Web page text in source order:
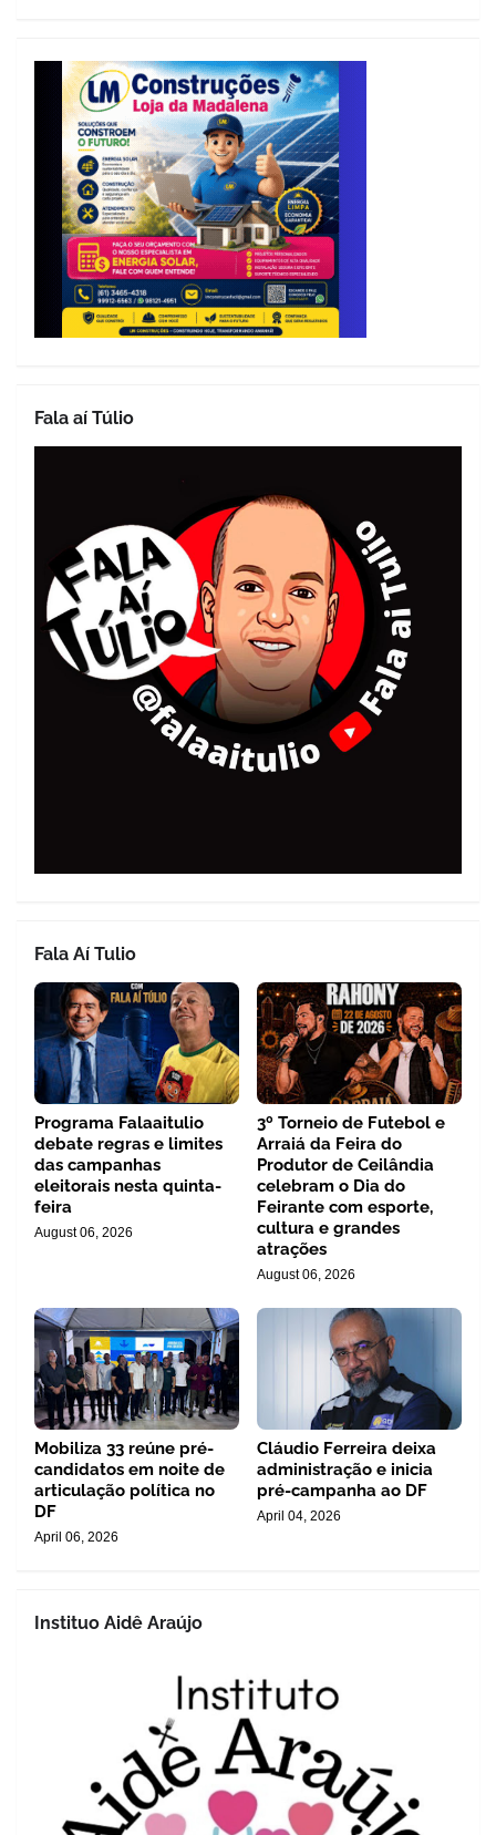
Fala aí Túlio
Fala Aí Tulio
Programa Falaaitulio
debate regras e limites
das campanhas
eleitorais nesta quinta-
feira
August 06, 2026
3º Torneio de Futebol e
Arraiá da Feira do
Produtor de Ceilândia
celebram o Dia do
Feirante com esporte,
cultura e grandes
atrações
August 06, 2026
Mobiliza 33 reúne pré-
candidatos em noite de
articulação política no
DF
April 06, 2026
Cláudio Ferreira deixa
administração e inicia
pré-campanha ao DF
April 04, 2026
Instituo Aidê Araújo